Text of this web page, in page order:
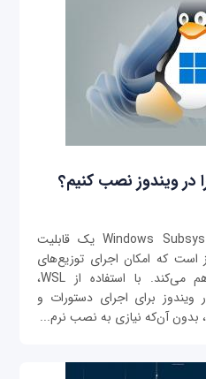
WSL سرنام Windows Subsystem for Linux یک قابلیت
است که امکان اجرای توزیع‌های
لینوکس را درون ویندوز فراهم می‌کند. با استفاده از WSL،
برای اجرای دستورات و
بدون آن‌که نیازی به نصب نرم‌...